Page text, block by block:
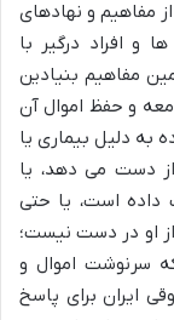
مفاهیم و نهادهای
و افراد درگیر با
مفاهیم بنیادین
و حفظ اموال آن
به دلیل بیماری یا
از دست می دهد، یا
داده است، یا حتی
او در دست نیست؛
سرنوشت اموال و
ایران برای پاسخ